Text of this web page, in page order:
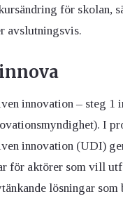
för skolan,
avslutningsvis.
innovation – steg 1
I
innovation (UDI)
för aktörer som vill
lösningar